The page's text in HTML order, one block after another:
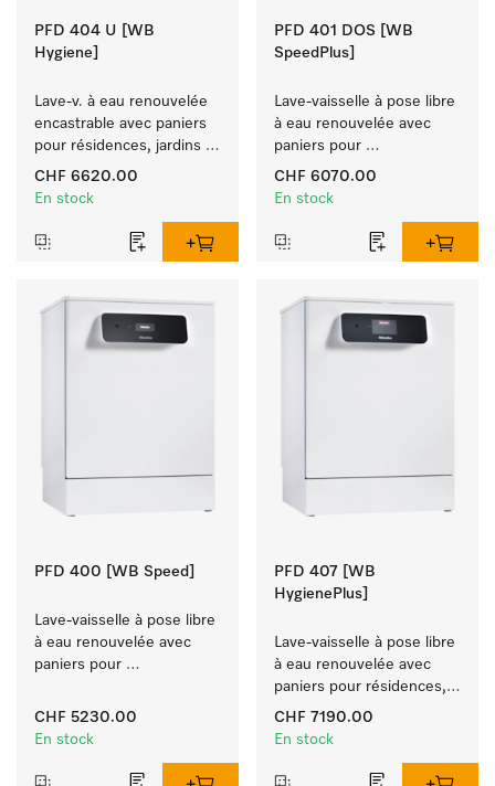
PFD 404 U [WB
Hygiene]
Lave-v. à eau renouvelée
encastrable avec paniers
pour résidences, jardins
d'enfants et espaces à
exigence d'hygiène.
CHF 6620.00
En stock
PFD 401 DOS [WB
SpeedPlus]
Lave-vaisselle à pose libre
à eau renouvelée avec
paniers pour
établissements hôteliers,
les restaurants et les
CHF 6070.00
En stock
PFD 400 [WB Speed]
Lave-vaisselle à pose libre
à eau renouvelée avec
paniers pour
restauration, écoles et
boulangeries.
CHF 5230.00
En stock
PFD 407 [WB
HygienePlus]
Lave-vaisselle à pose libre
à eau renouvelée avec
paniers pour résidences,
jardins d'enfants et
espaces à exigence
CHF 7190.00
En stock